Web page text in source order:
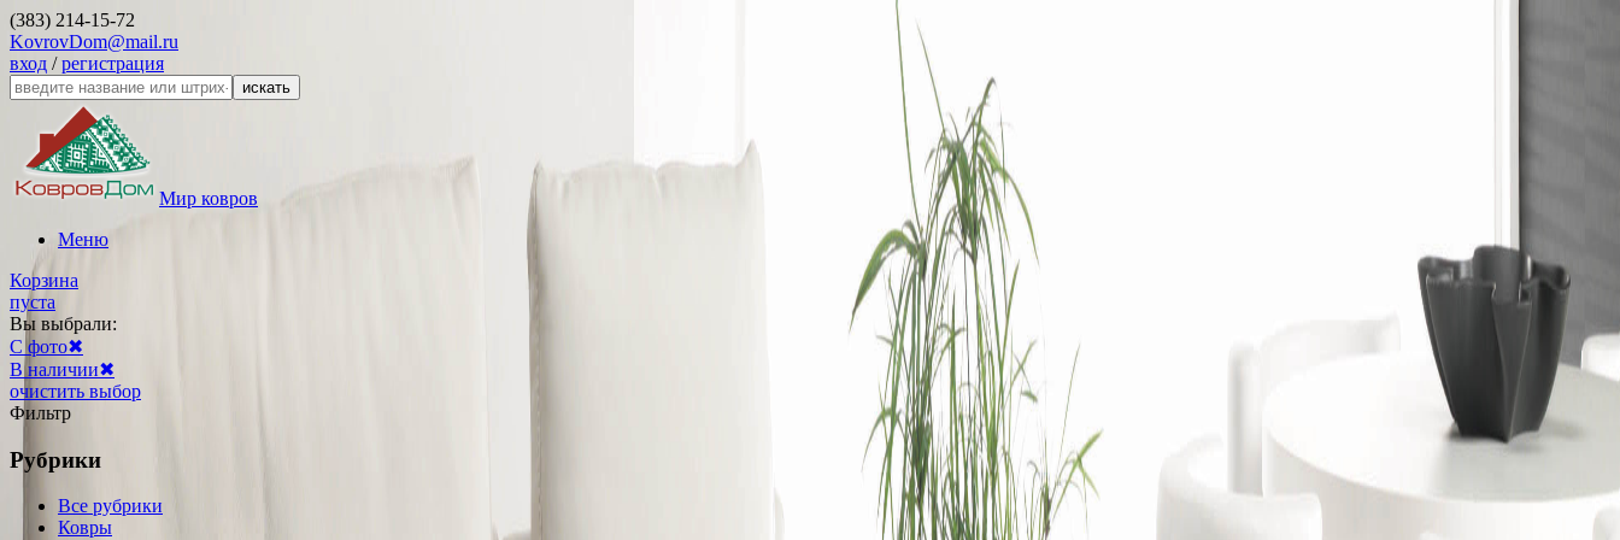
(383) 214-15-72
KovrovDom@mail.ru
вход /регистрация
искать
Мир ковров
Меню
Корзина
пуста
Вы выбрали:
С фото✖
В наличии✖
очистить выбор
Фильтр
Рубрики
Все рубрики
Ковры